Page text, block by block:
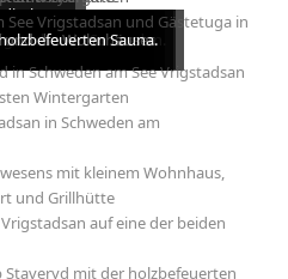
Vrigstadsan.
Wintergarten.
aus gesehen.
in Schweden.
und die Wohnhäuser.
Sauna.